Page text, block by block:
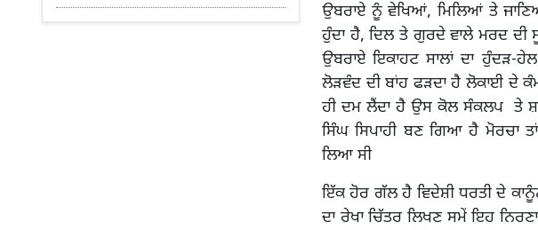
ਉਬਰਾਏ ਨੂੰ ਵੇਖਿਆਂ, ਮਿਲਿਆਂ ਤੇ
ਹੁੰਦਾ ਹੈ, ਦਿਲ ਤੇ ਗੁਰਦੇ ਵਾਲੇ ਮਰਦ ਦੀ
ਉਬਰਾਏ ਇਕਾਹਟ ਸਾਲਾਂ ਦਾ ਹੁੰਦੜ-
ਲੋੜਵੰਦ ਦੀ ਬਾਂਹ ਫੜਦਾ ਹੈ ਲੋਕਾਈ ਦੇ
ਹੀ ਦਮ ਲੈਂਦਾ ਹੈ ਉਸ ਕੋਲ ਸੰਕਲਪ ਤੇ
ਸਿੰਘ ਸਿਪਾਹੀ ਬਣ ਗਿਆ ਹੈ ਮੋਰਚਾ
ਲਿਆ ਸੀ
ਇੱਕ ਹੋਰ ਗੱਲ ਹੈ ਵਿਦੇਸ਼ੀ ਧਰਤੀ ਦੇ
ਦਾ ਰੇਖਾ ਚਿੱਤਰ ਲਿਖਣ ਸਮੇਂ ਇਹ